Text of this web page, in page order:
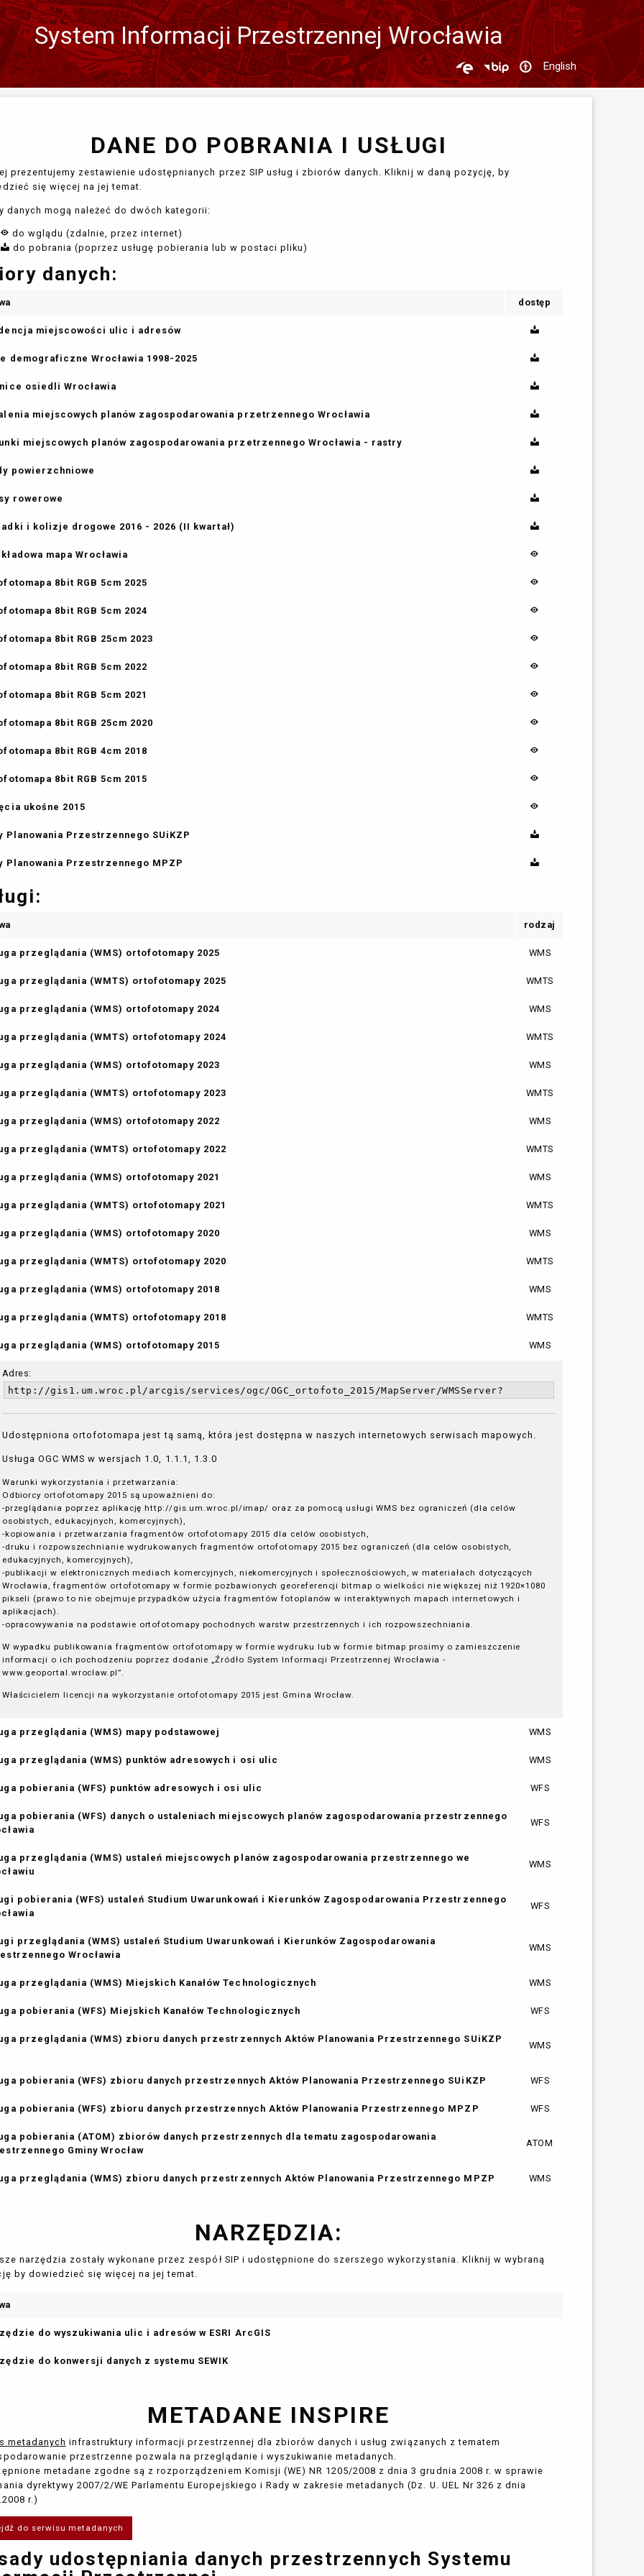
System Informacji Przestrzennej Wrocławia
Zmień
język
English
DANE DO POBRANIA I USŁUGI
prezentujemy zestawienie udostępnianych przez SIP usług i zbiorów danych. Kliknij w daną pozycję, by
się więcej na jej temat.
danych mogą należeć do dwóch kategorii:
do wglądu (zdalnie, przez internet)
do pobrania (poprzez usługę pobierania lub w postaci pliku)
danych:
dostęp
miejscowości ulic i adresów
demograficzne Wrocławia 1998-2025
osiedli Wrocławia
miejscowych planów zagospodarowania przetrzennego Wrocławia
miejscowych planów zagospodarowania przetrzennego Wrocławia - rastry
powierzchniowe
rowerowe
i kolizje drogowe 2016 - 2026 (II kwartał)
mapa Wrocławia
8bit RGB 5cm 2025
8bit RGB 5cm 2024
8bit RGB 25cm 2023
8bit RGB 5cm 2022
8bit RGB 5cm 2021
8bit RGB 25cm 2020
8bit RGB 4cm 2018
8bit RGB 5cm 2015
ukośne 2015
Planowania Przestrzennego SUiKZP
Planowania Przestrzennego MPZP
rodzaj
przeglądania (WMS) ortofotomapy 2025 WMS
przeglądania (WMTS) ortofotomapy 2025 WMTS
przeglądania (WMS) ortofotomapy 2024 WMS
przeglądania (WMTS) ortofotomapy 2024 WMTS
przeglądania (WMS) ortofotomapy 2023 WMS
przeglądania (WMTS) ortofotomapy 2023 WMTS
przeglądania (WMS) ortofotomapy 2022 WMS
przeglądania (WMTS) ortofotomapy 2022 WMTS
przeglądania (WMS) ortofotomapy 2021 WMS
przeglądania (WMTS) ortofotomapy 2021 WMTS
przeglądania (WMS) ortofotomapy 2020 WMS
przeglądania (WMTS) ortofotomapy 2020 WMTS
przeglądania (WMS) ortofotomapy 2018 WMS
przeglądania (WMTS) ortofotomapy 2018 WMTS
przeglądania (WMS) ortofotomapy 2015 WMS
Adres:
http://gis1.um.wroc.pl/arcgis/services/ogc/OGC_ortofoto_2015/MapServer/WMSServer?
Udostępniona ortofotomapa jest tą samą, która jest dostępna w naszych internetowych serwisach mapowych.
Usługa OGC WMS w wersjach 1.0, 1.1.1, 1.3.0
Warunki wykorzystania i przetwarzania:
Odbiorcy ortofotomapy 2015 są upoważnieni do:
-przeglądania poprzez aplikację http://gis.um.wroc.pl/imap/ oraz za pomocą usługi WMS bez ograniczeń (dla celów
osobistych, edukacyjnych, komercyjnych),
-kopiowania i przetwarzania fragmentów ortofotomapy 2015 dla celów osobistych,
-druku i rozpowszechnianie wydrukowanych fragmentów ortofotomapy 2015 bez ograniczeń (dla celów osobistych,
edukacyjnych, komercyjnych),
-publikacji w elektronicznych mediach komercyjnych, niekomercyjnych i społecznościowych, w materiałach dotyczących
Wrocławia, fragmentów ortofotomapy w formie pozbawionych georeferencji bitmap o wielkości nie większej niż 1920×1080
pikseli (prawo to nie obejmuje przypadków użycia fragmentów fotoplanów w interaktywnych mapach internetowych i
aplikacjach).
-opracowywania na podstawie ortofotomapy pochodnych warstw przestrzennych i ich rozpowszechniania.
W wypadku publikowania fragmentów ortofotomapy w formie wydruku lub w formie bitmap prosimy o zamieszczenie
informacji o ich pochodzeniu poprzez dodanie „Źródło System Informacji Przestrzennej Wrocławia -
www.geoportal.wroclaw.pl”.
Właścicielem licencji na wykorzystanie ortofotomapy 2015 jest Gmina Wrocław.
przeglądania (WMS) mapy podstawowej WMS
przeglądania (WMS) punktów adresowych i osi ulic WMS
pobierania (WFS) punktów adresowych i osi ulic WFS
pobierania (WFS) danych o ustaleniach miejscowych planów zagospodarowania przestrzennego
WFS
przeglądania (WMS) ustaleń miejscowych planów zagospodarowania przestrzennego we
WMS
pobierania (WFS) ustaleń Studium Uwarunkowań i Kierunków Zagospodarowania Przestrzennego
WFS
przeglądania (WMS) ustaleń Studium Uwarunkowań i Kierunków Zagospodarowania
Wrocławia
WMS
przeglądania (WMS) Miejskich Kanałów Technologicznych WMS
pobierania (WFS) Miejskich Kanałów Technologicznych WFS
przeglądania (WMS) zbioru danych przestrzennych Aktów Planowania Przestrzennego SUiKZP
WMS
pobierania (WFS) zbioru danych przestrzennych Aktów Planowania Przestrzennego SUiKZP WFS
pobierania (WFS) zbioru danych przestrzennych Aktów Planowania Przestrzennego MPZP WFS
pobierania (ATOM) zbiorów danych przestrzennych dla tematu zagospodarowania
Gminy Wrocław
ATOM
przeglądania (WMS) zbioru danych przestrzennych Aktów Planowania Przestrzennego MPZP WMS
NARZĘDZIA:
narzędzia zostały wykonane przez zespół SIP i udostępnione do szerszego wykorzystania. Kliknij w wybraną
by dowiedzieć się więcej na jej temat.
do wyszukiwania ulic i adresów w ESRI ArcGIS
do konwersji danych z systemu SEWIK
METADANE INSPIRE
metadanych infrastruktury informacji przestrzennej dla zbiorów danych i usług związanych z tematem
przestrzenne pozwala na przeglądanie i wyszukiwanie metadanych.
metadane zgodne są z rozporządzeniem Komisji (WE) NR 1205/2008 z dnia 3 grudnia 2008 r. w sprawie
dyrektywy 2007/2/WE Parlamentu Europejskiego i Rady w zakresie metadanych (Dz. U. UEL Nr 326 z dnia
r.)
do serwisu metadanych
udostępniania danych przestrzennych Systemu